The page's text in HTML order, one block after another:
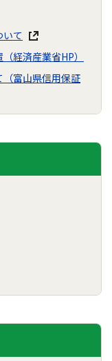
て
経済産業省HP）
（富山県信用保証